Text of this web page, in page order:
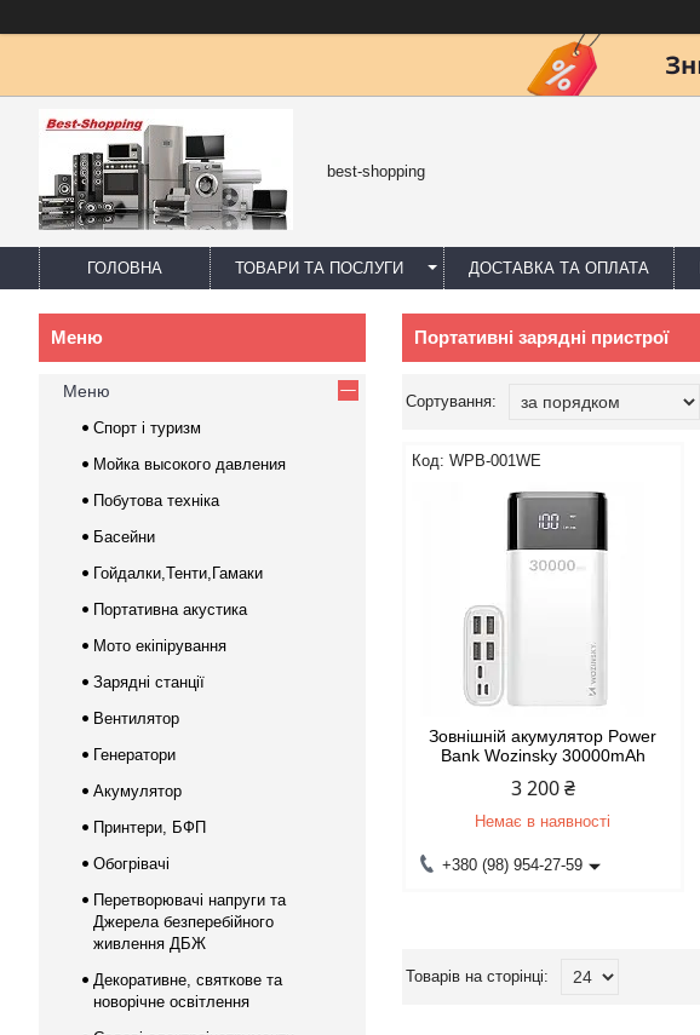
best-shopping
ГОЛОВНА ТОВАРИ ТА ПОСЛУГИ ДОСТАВКА ТА ОПЛАТА
Портативні зарядні пристрої
WPB-001WE
Зовнішній акумулятор Power
Bank Wozinsky 30000mAh
3 200 ₴
Немає в наявності
+380 (98) 954-27-59
Меню
Спорт і туризм
Мойка высокого давления
Побутова техніка
Басейни
Гойдалки,Тенти,Гамаки
Портативна акустика
Мото екіпірування
Зарядні станції
Вентилятор
Генератори
Акумулятор
Принтери, БФП
Обогрівачі
Перетворювачі напруги та
Джерела безперебійного
живлення ДБЖ
Декоративне, святкове та
новорічне освітлення